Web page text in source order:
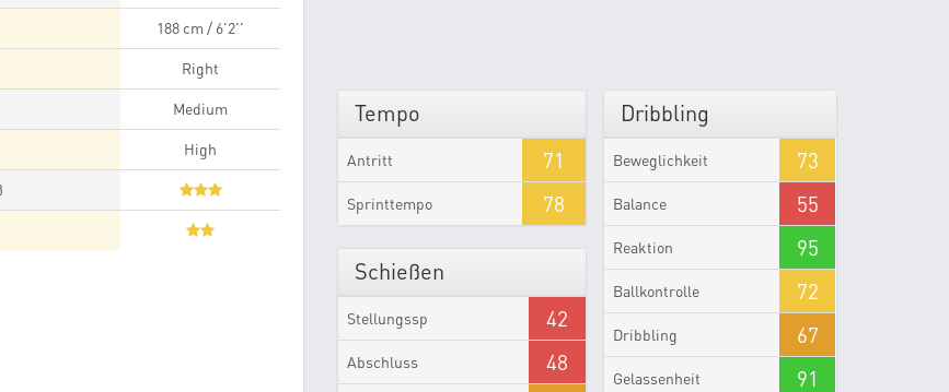
188 cm / 6'2''
Right
Medium
High
Tempo
Antritt 71
Sprinttempo 78
Schießen
Stellungssp 42
Abschluss 48
Dribbling
Beweglichkeit 73
Balance 55
Reaktion 95
Ballkontrolle 72
Dribbling 67
Gelassenheit 91